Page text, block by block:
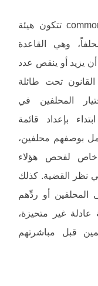
وطبقاً للقانون العام الإنكليزي common law تتكون هيئة
وهي القاعدة
أن يزيد أو ينقص عدد
تحت طائلة
المحلفين في
بإعداد قائمة
بوصفهم محلفين،
خاص لفحص هؤلاء
نظر القضية. كذلك
المحلفين أو ردِّهم
غير متحيزة،
قبل مباشرتهم